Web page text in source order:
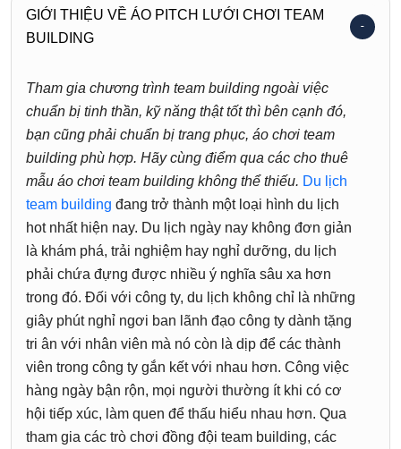
GIỚI THIỆU VỀ ÁO PITCH LƯỚI CHƠI TEAM
BUILDING
Tham gia chương trình team building ngoài việc
chuẩn bị tinh thần, kỹ năng thật tốt thì bên cạnh đó,
bạn cũng phải chuẩn bị trang phục, áo chơi team
building phù hợp. Hãy cùng điểm qua các cho thuê
mẫu áo chơi team building không thể thiếu. Du lịch
team building đang trở thành một loại hình du lịch
hot nhất hiện nay. Du lịch ngày nay không đơn giản
là khám phá, trải nghiệm hay nghỉ dưỡng, du lịch
phải chứa đựng được nhiều ý nghĩa sâu xa hơn
trong đó. Đối với công ty, du lịch không chỉ là những
giây phút nghỉ ngơi ban lãnh đạo công ty dành tặng
tri ân với nhân viên mà nó còn là dịp để các thành
viên trong công ty gắn kết với nhau hơn. Công việc
hàng ngày bận rộn, mọi người thường ít khi có cơ
hội tiếp xúc, làm quen để thấu hiểu nhau hơn. Qua
tham gia các trò chơi đồng đội team building, các